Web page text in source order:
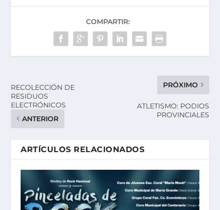
COMPARTIR:
RECOLECCIÓN DE
RESIDUOS
ELECTRÓNICOS
ANTERIOR
PRÓXIMO
ATLETISMO: PODIOS
PROVINCIALES
ARTÍCULOS RELACIONADOS